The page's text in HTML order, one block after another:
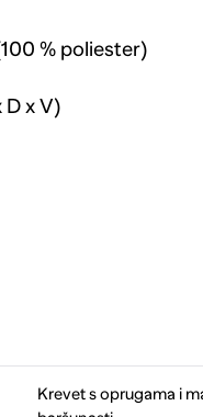
% poliester)
x V)
Krevet s oprugama i